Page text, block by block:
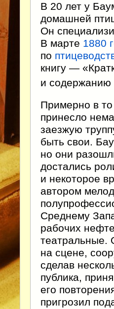
В 20 лет у
домашней
Он
В марте 1880
по
книгу —
и содержанию
Примерно в
принесло
заезжую
быть свои.
но они
достались
и некоторое
автором
Среднему
рабочих
театральные.
на сцене,
сделав
публика,
его
пригрозил